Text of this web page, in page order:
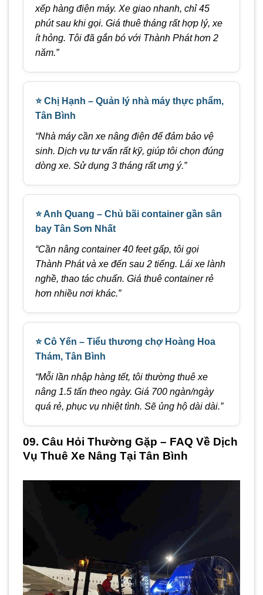
xếp hàng điện máy. Xe giao nhanh, chỉ 45
phút sau khi gọi. Giá thuê tháng rất hợp lý, xe
ít hỏng. Tôi đã gắn bó với Thành Phát hơn 2
năm.”
⭐ Chị Hạnh – Quản lý nhà máy thực phẩm,
Tân Bình
“Nhà máy cần xe nâng điện để đảm bảo vệ
sinh. Dịch vụ tư vấn rất kỹ, giúp tôi chọn đúng
dòng xe. Sử dụng 3 tháng rất ưng ý.”
⭐ Anh Quang – Chủ bãi container gần sân
bay Tân Sơn Nhất
“Cần nâng container 40 feet gấp, tôi gọi
Thành Phát và xe đến sau 2 tiếng. Lái xe lành
nghề, thao tác chuẩn. Giá thuê container rẻ
hơn nhiều nơi khác.”
⭐ Cô Yến – Tiểu thương chợ Hoàng Hoa
Thám, Tân Bình
“Mỗi lần nhập hàng tết, tôi thường thuê xe
nâng 1.5 tấn theo ngày. Giá 700 ngàn/ngày
quá rẻ, phục vụ nhiệt tình. Sẽ ủng hộ dài dài.”
09. Câu Hỏi Thường Gặp – FAQ Về Dịch
Vụ Thuê Xe Nâng Tại Tân Bình